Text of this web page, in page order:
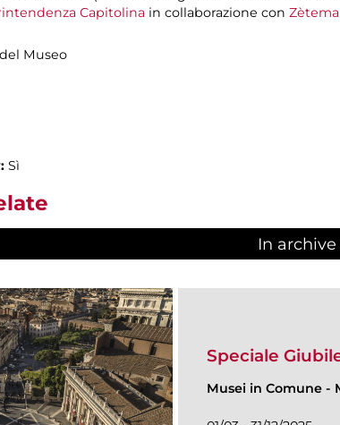
Capitolina in collaborazione con
Museo
Sì
In archive
Speciale
Musei in Comune -